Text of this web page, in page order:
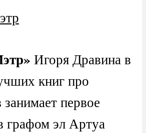
Игоря Дравина в
книг про
первое
графом эл Артуа